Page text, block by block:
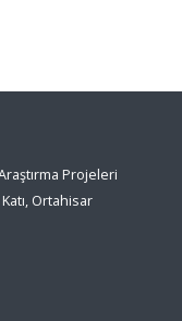
Projeleri
Ortahisar